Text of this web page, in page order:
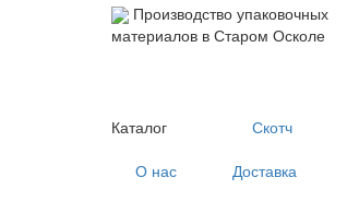
Производство упаковочных
материалов в Старом Осколе
Каталог
Скотч
О нас
Доставка